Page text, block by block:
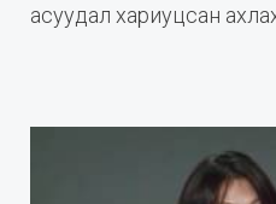
асуудал хариуцсан